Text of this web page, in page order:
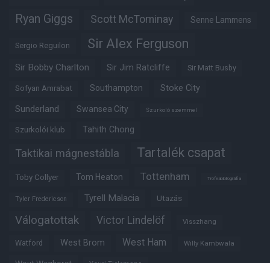
Ryan Giggs Scott McTominay Senne Lammens
Sergio Reguilon Sir Alex Ferguson
Sir Bobby Charlton Sir Jim Ratcliffe Sir Matt Busby
Sofyan Amrabat Southampton Stoke City
Sunderland Swansea City Szurkoló szemmel
Szurkolói klub Tahith Chong
Taktikai mágnestábla Tartalék csapat
Toby Collyer Tom Heaton Tottenham Trófeabibliográfia
Tyler Fredericson Tyrell Malacia Utazás
Válogatottak Victor Lindelöf Visszhang
Watford West Brom West Ham Willy Kambwala